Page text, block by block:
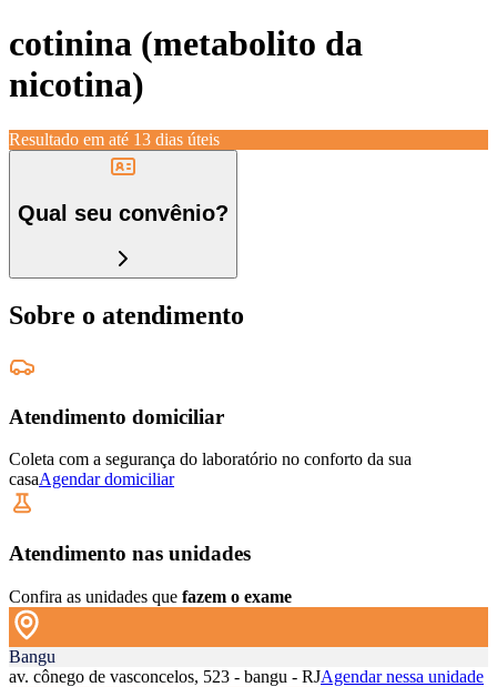
cotinina (metabolito da
nicotina)
Resultado em até 13 dias úteis
Qual seu convênio?
Sobre o atendimento
Atendimento domiciliar
Coleta com a segurança do laboratório no conforto da sua
casaAgendar domiciliar
Atendimento nas unidades
Confira as unidades que fazem o exame
Bangu
av. cônego de vasconcelos, 523 - bangu - RJAgendar nessa unidade